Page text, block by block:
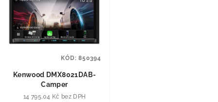
Kenwood DMX8021DAB-
Camper
14 795,04 Kč bez DPH
KÓD:850394